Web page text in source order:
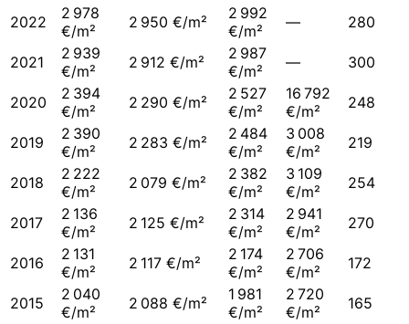
2022
2 978
€/m²
2 950 €/m²
2 992
€/m²
— 280
2021
2 939
€/m²
2 912 €/m²
2 987
€/m²
— 300
2020
2 394
€/m²
2 290 €/m²
2 527
€/m²
16 792
€/m²
248
2019
2 390
€/m²
2 283 €/m²
2 484
€/m²
3 008
€/m²
219
2018
2 222
€/m²
2 079 €/m²
2 382
€/m²
3 109
€/m²
254
2017
2 136
€/m²
2 125 €/m²
2 314
€/m²
2 941
€/m²
270
2016
2 131
€/m²
2 117 €/m²
2 174
€/m²
2 706
€/m²
172
2015
2 040
€/m²
2 088 €/m²
1 981
€/m²
2 720
€/m²
165